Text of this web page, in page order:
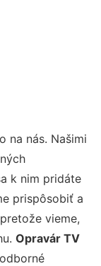
na nás. Našimi
k nim pridáte
prispôsobiť a
vieme,
Opravár TV